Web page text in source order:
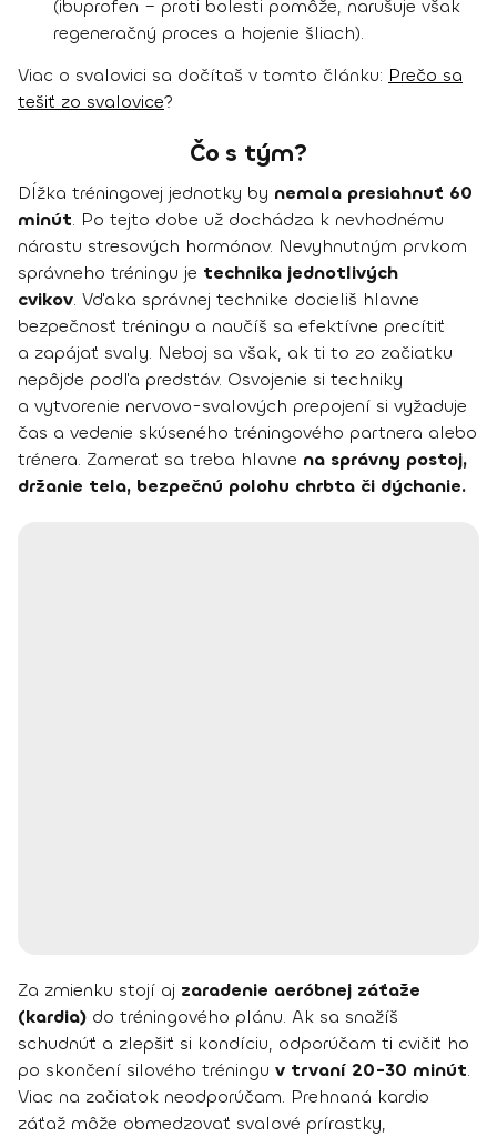
(ibuprofen – proti bolesti pomôže, narušuje však
regeneračný proces a hojenie šliach).
Viac o svalovici sa dočítaš v tomto článku: Prečo sa
tešiť zo svalovice?
Čo s tým?
Dĺžka tréningovej jednotky by nemala presiahnuť 60
minút. Po tejto dobe už dochádza k nevhodnému
nárastu stresových hormónov. Nevyhnutným prvkom
správneho tréningu je technika jednotlivých
cvikov. Vďaka správnej technike docieliš hlavne
bezpečnosť tréningu a naučíš sa efektívne precítiť
a zapájať svaly. Neboj sa však, ak ti to zo začiatku
nepôjde podľa predstáv. Osvojenie si techniky
a vytvorenie nervovo-svalových prepojení si vyžaduje
čas a vedenie skúseného tréningového partnera alebo
trénera. Zamerať sa treba hlavne na správny postoj,
držanie tela, bezpečnú polohu chrbta či dýchanie.
Za zmienku stojí aj zaradenie aeróbnej záťaže
(kardia) do tréningového plánu. Ak sa snažíš
schudnúť a zlepšiť si kondíciu, odporúčam ti cvičiť ho
po skončení silového tréningu v trvaní 20-30 minút.
Viac na začiatok neodporúčam. Prehnaná kardio
záťaž môže obmedzovať svalové prírastky,